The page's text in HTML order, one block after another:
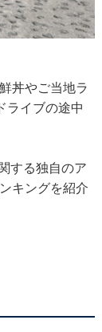
丼やご当地ラ
ライブの途中
する独自のア
キングを紹介